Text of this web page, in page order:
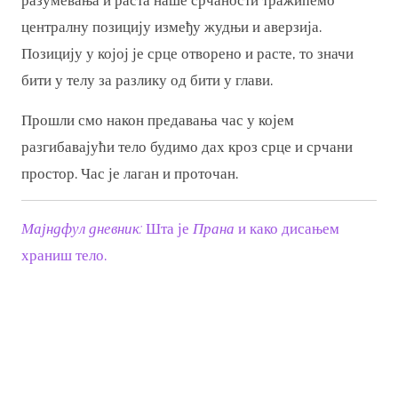
централну позицију између жудњи и аверзија.
Позицију у којој је срце отворено и расте, то значи
бити у телу за разлику од бити у глави.
Прошли смо након предавања час у којем
разгибавајући тело будимо дах кроз срце и срчани
простор. Час је лаган и проточан.
Мајндфул дневник: Шта је Прана и како дисањем
храниш тело.